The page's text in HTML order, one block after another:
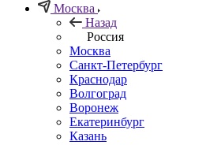
Москва
Назад
Россия
Москва
Санкт-Петербург
Краснодар
Волгоград
Воронеж
Екатеринбург
Казань